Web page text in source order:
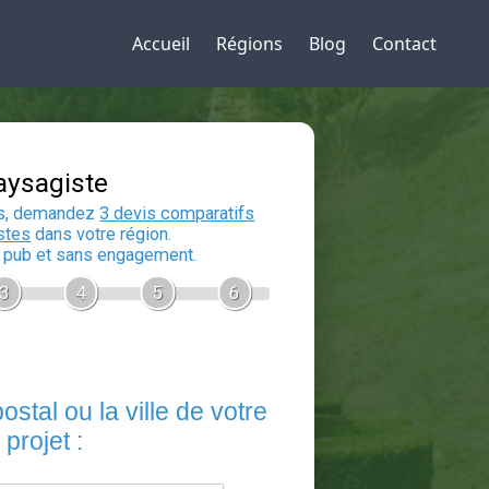
Accueil Régions Blog Contact
Devis Paysagiste
En 5 minutes, demandez
auxpaysagistesdans votre région.
Gratuit, sans pub et sans engagement.